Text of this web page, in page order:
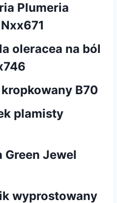
Plumeria
oleracea na ból
B70
plamisty
Jewel
wyprostowany